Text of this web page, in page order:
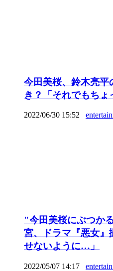
今田美桜、鈴木亮平
き？「それでもちょ
2022/06/30 15:52
"今田美桜にぶつか
宮、ドラマ『悪女』
せないように…」
2022/05/07 14:17